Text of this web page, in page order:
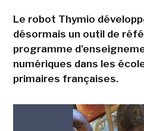
Le robot Thymio
désormais un outil de
programme
numériques dans les
primaires françaises.